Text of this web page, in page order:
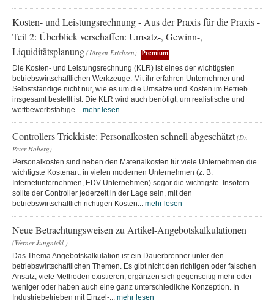
Kosten- und Leistungsrechnung - Aus der Praxis für die Praxis -
Teil 2: Überblick verschaffen: Umsatz-, Gewinn-,
Liquiditätsplanung (Jörgen Erichsen) Premium
Die Kosten- und Leistungsrechnung (KLR) ist eines der wichtigsten
betriebswirtschaftlichen Werkzeuge. Mit ihr erfahren Unternehmer und
Selbstständige nicht nur, wie es um die Umsätze und Kosten im Betrieb
insgesamt bestellt ist. Die KLR wird auch benötigt, um realistische und
wettbewerbsfähige... mehr lesen
Controllers Trickkiste: Personalkosten schnell abgeschätzt (Dr.
Peter Hoberg)
Personalkosten sind neben den Materialkosten für viele Unternehmen die
wichtigste Kostenart; in vielen modernen Unternehmen (z. B.
Internetunternehmen, EDV-Unternehmen) sogar die wichtigste. Insofern
sollte der Controller jederzeit in der Lage sein, mit den
betriebswirtschaftlich richtigen Kosten... mehr lesen
Neue Betrachtungsweisen zu Artikel-Angebotskalkulationen
(Werner Jungnickl )
Das Thema Angebotskalkulation ist ein Dauerbrenner unter den
betriebswirtschaftlichen Themen. Es gibt nicht den richtigen oder falschen
Ansatz, viele Methoden existieren, ergänzen sich gegenseitig mehr oder
weniger oder haben auch eine ganz unterschiedliche Konzeption. In
Industriebetrieben mit Einzel-... mehr lesen